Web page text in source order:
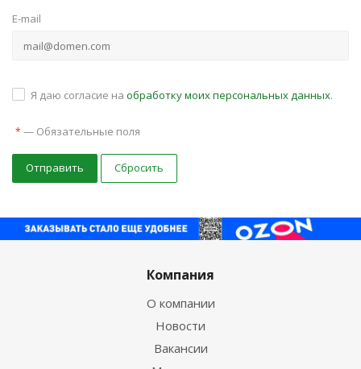
E-mail
Я даю согласие на обработку моих персональных данных.
* — Обязательные поля
Отправить Сбросить
Компания
О компании
Новости
Вакансии